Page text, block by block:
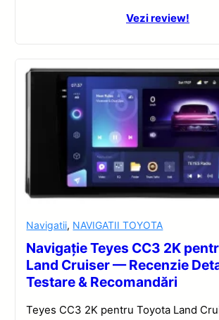
Vezi review!
Navigatii, NAVIGATII TOYOTA
Navigație Teyes CC3 2K
Land Cruiser — Recenzie
Testare & Recomandări
Teyes CC3 2K pentru Toyota Land